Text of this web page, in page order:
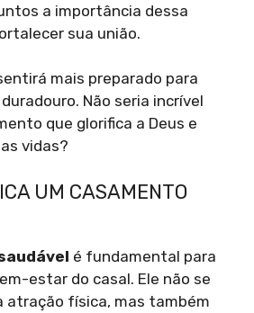
a importância dessa
sua união.
mais preparado para
Não seria incrível
que glorifica a Deus e
vidas?
UM CASAMENTO
é fundamental para
estar do casal. Ele não se
atração física, mas também